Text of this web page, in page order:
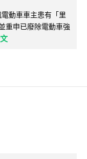
動車車主患有「里
重申已廢除電動車強